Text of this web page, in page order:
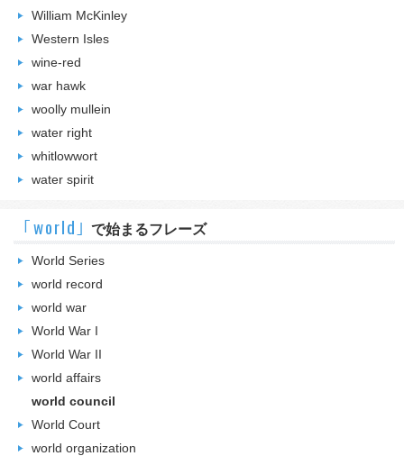
William McKinley
Western Isles
wine-red
war hawk
woolly mullein
water right
whitlowwort
water spirit
｢world｣ で始まるフレーズ
World Series
world record
world war
World War I
World War II
world affairs
world council
World Court
world organization